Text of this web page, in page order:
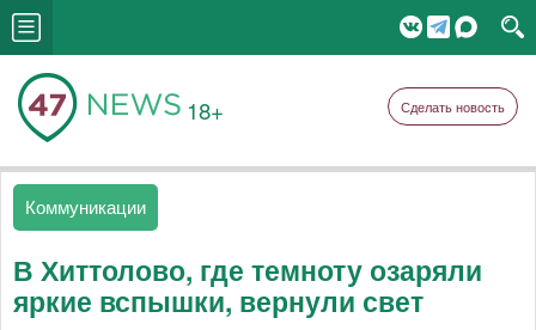
18+ Сделать новость
Коммуникации
В Хиттолово, где темноту озаряли
яркие вспышки, вернули свет